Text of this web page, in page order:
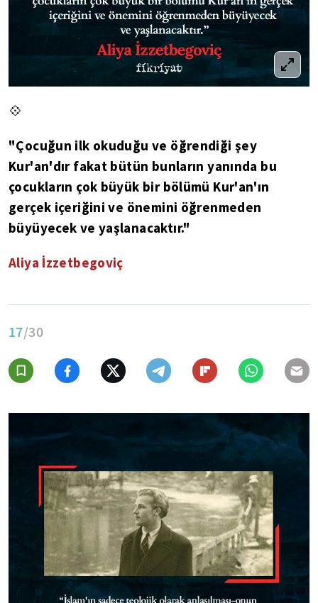
💠
"Çocuğun ilk okuduğu ve öğrendiği şey
Kur'an'dır fakat bütün bunların yanında bu
çocukların çok büyük bir bölümü Kur'an'ın
gerçek içeriğini ve önemini öğrenmeden
büyüyecek ve yaşlanacaktır."
Aliya İzzetbegoviç
17/30